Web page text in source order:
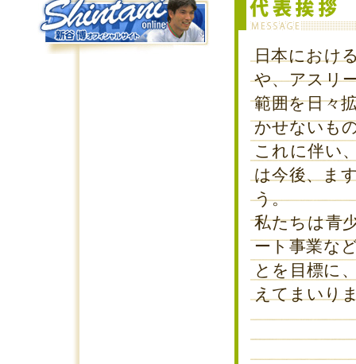
日本におけ
や、アスリ
範囲を日々
かせないも
これに伴い
は今後、ま
う。
私たちは青
ート事業な
とを目標に
えてまいり